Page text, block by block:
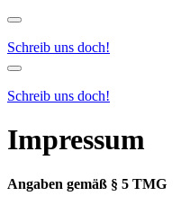
Menu
Schreib uns doch!
Menu
Schreib uns doch!
Impressum
Angaben gemäß § 5 TMG